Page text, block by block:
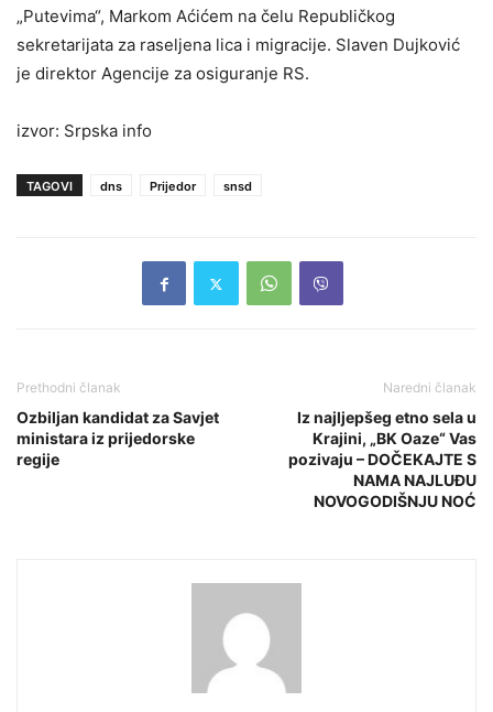
„Putevima“, Markom Aćićem na čelu Republičkog
sekretarijata za raseljena lica i migracije. Slaven Dujković
je direktor Agencije za osiguranje RS.
izvor: Srpska info
TAGOVI dns Prijedor snsd
Prethodni članak
Ozbiljan kandidat za Savjet
ministara iz prijedorske
regije
Naredni članak
Iz najljepšeg etno sela u
Krajini, „BK Oaze“ Vas
pozivaju – DOČEKAJTE S
NAMA NAJLUĐU
NOVOGODIŠNJU NOĆ